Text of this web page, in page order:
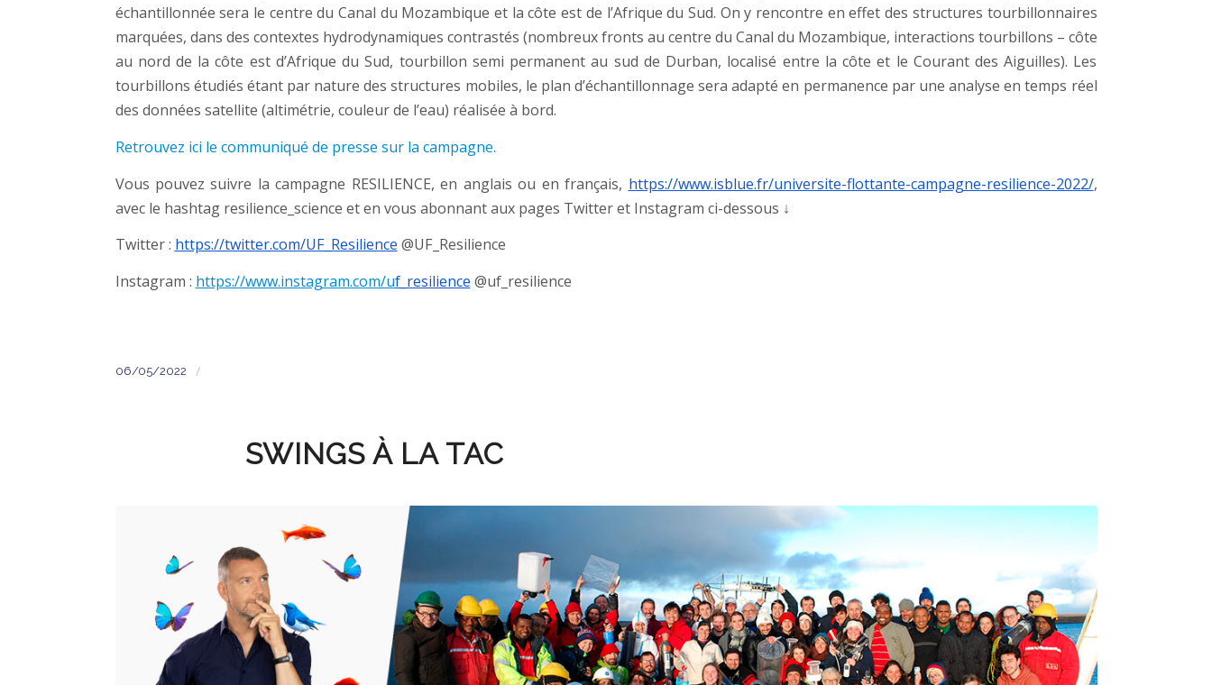
échantillonnée sera le centre du Canal du Mozambique et la côte est de l’Afrique du Sud. On y rencontre en effet des structures tourbillonnaires
marquées, dans des contextes hydrodynamiques contrastés (nombreux fronts au centre du Canal du Mozambique, interactions tourbillons – côte
au nord de la côte est d’Afrique du Sud, tourbillon semi permanent au sud de Durban, localisé entre la côte et le Courant des Aiguilles). Les
tourbillons étudiés étant par nature des structures mobiles, le plan d’échantillonnage sera adapté en permanence par une analyse en temps réel
des données satellite (altimétrie, couleur de l’eau) réalisée à bord.
Retrouvez ici le communiqué de presse sur la campagne.
Vous pouvez suivre la campagne RESILIENCE, en anglais ou en français, https://www.isblue.fr/universite-flottante-campagne-resilience-2022/,
avec le hashtag resilience_science et en vous abonnant aux pages Twitter et Instagram ci-dessous ↓
Twitter : https://twitter.com/UF_Resilience @UF_Resilience
Instagram : https://www.instagram.com/uf_resilience @uf_resilience
06/05/2022 /
SWINGS À LA TAC